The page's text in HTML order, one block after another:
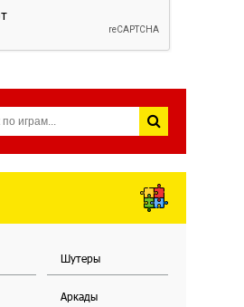
Шутеры
Аркады